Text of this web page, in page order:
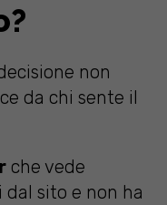
non
da chi sente il
che vede
sito e non ha